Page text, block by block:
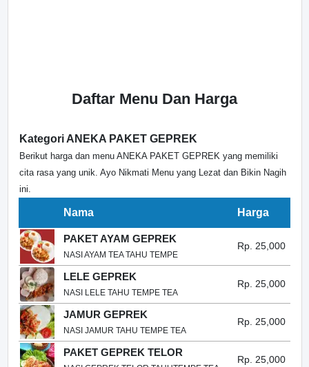
Daftar Menu Dan Harga
Kategori ANEKA PAKET GEPREK
Berikut harga dan menu ANEKA PAKET GEPREK yang memiliki
cita rasa yang unik. Ayo Nikmati Menu yang Lezat dan Bikin Nagih
ini.
Nama Harga
PAKET AYAM GEPREK
NASI AYAM TEA TAHU TEMPE
Rp. 25,000
LELE GEPREK
NASI LELE TAHU TEMPE TEA
Rp. 25,000
JAMUR GEPREK
NASI JAMUR TAHU TEMPE TEA
Rp. 25,000
PAKET GEPREK TELOR
Rp. 25,000